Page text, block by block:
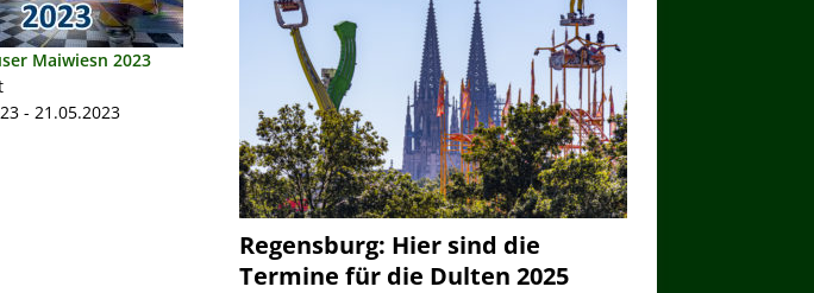
Maiwiesn 2023
- 21.05.2023
Regensburg: Hier sind die
Termine für die Dulten 2025